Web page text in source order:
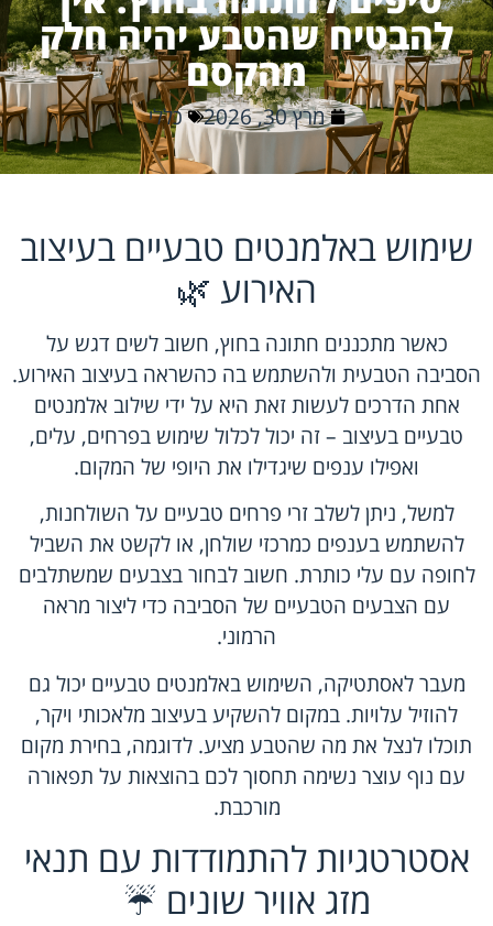
להבטיח שהטבע יהיה חלק
מהקסם
מרץ 30, 2026 כללי
שימוש באלמנטים טבעיים בעיצוב
האירוע 🌿
כאשר מתכננים חתונה בחוץ, חשוב לשים דגש על
הסביבה הטבעית ולהשתמש בה כהשראה בעיצוב האירוע.
אחת הדרכים לעשות זאת היא על ידי שילוב אלמנטים
טבעיים בעיצוב – זה יכול לכלול שימוש בפרחים, עלים,
ואפילו ענפים שיגדילו את היופי של המקום.
למשל, ניתן לשלב זרי פרחים טבעיים על השולחנות,
להשתמש בענפים כמרכזי שולחן, או לקשט את השביל
לחופה עם עלי כותרת. חשוב לבחור בצבעים שמשתלבים
עם הצבעים הטבעיים של הסביבה כדי ליצור מראה
הרמוני.
מעבר לאסתטיקה, השימוש באלמנטים טבעיים יכול גם
להוזיל עלויות. במקום להשקיע בעיצוב מלאכותי ויקר,
תוכלו לנצל את מה שהטבע מציע. לדוגמה, בחירת מקום
עם נוף עוצר נשימה תחסוך לכם בהוצאות על תפאורה
מורכבת.
אסטרטגיות להתמודדות עם תנאי
מזג אוויר שונים ☔